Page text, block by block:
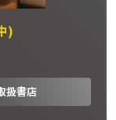
)
扱書店